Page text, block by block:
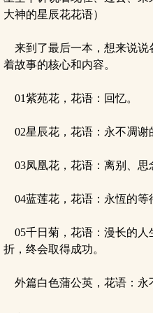
大神的星辰花花语）
来到了最后一本，想来说说
着故事的核心和内容。
01紫苑花，花语：回忆。
02星辰花，花语：永不凋谢
03凤凰花，花语：离别、思
04蓝莲花，花语：永恆的等
05千日菊，花语：漫长的人
折，终会取得成功。
外篇白色蒲公英，花语：永